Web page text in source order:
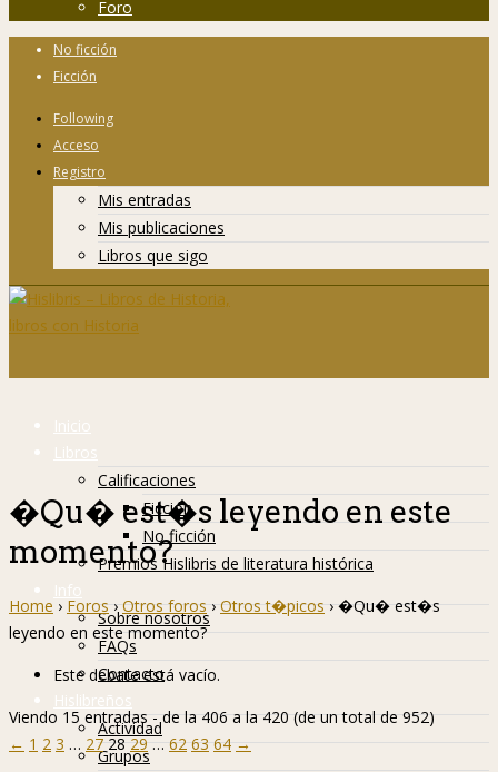
Foro
No ficción
Ficción
Following
Acceso
Registro
Mis entradas
Mis publicaciones
Libros que sigo
Inicio
Libros
Calificaciones
Ficción
No ficción
Premios Hislibris de literatura histórica
Info
Sobre nosotros
FAQs
Contacto
Hislibreños
Actividad
Grupos
�Qu� est�s leyendo en este
momento?
Home › Foros › Otros foros › Otros t�picos › �Qu� est�s
leyendo en este momento?
Este debate está vacío.
Viendo 15 entradas - de la 406 a la 420 (de un total de 952)
← 1 2 3 … 27 28 29 … 62 63 64 →